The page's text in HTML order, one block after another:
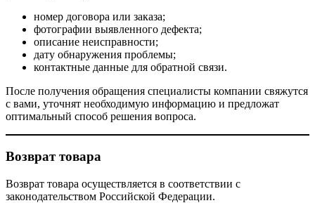
номер договора или заказа;
фотографии выявленного дефекта;
описание неисправности;
дату обнаружения проблемы;
контактные данные для обратной связи.
После получения обращения специалисты компании свяжутся
с вами, уточнят необходимую информацию и предложат
оптимальный способ решения вопроса.
Возврат товара
Возврат товара осуществляется в соответствии с
законодательством Российской Федерации.